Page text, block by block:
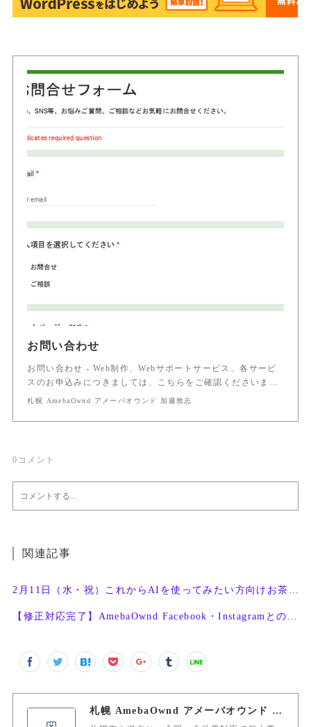
お問い合わせ
お問い合わせ - Web制作、Webサポートサービス、各サービ
スのお申込みにつきましては、こちらをご確認くださいま…
札幌 AmebaOwnd アメーバオウンド 加藤敦志
0 コメント
関連記事
2月11日（水・祝）これからAIを使ってみたい方向けお茶会開催
【修正対応完了】AmebaOwnd Facebook・Instagramとの連携機能
札幌 AmebaOwnd アメーバオウンド 加藤敦志